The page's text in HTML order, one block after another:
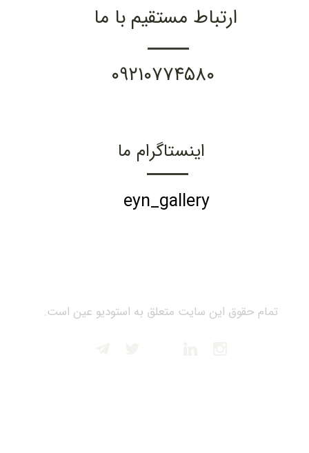
تمام حقوق این سایت متعلق به استودیو عین است.
ارتباط مستقیم با ما
۰۹۲۱۰۷۷۴۵۸۰
اینستاگرام ما
eyn_gallery